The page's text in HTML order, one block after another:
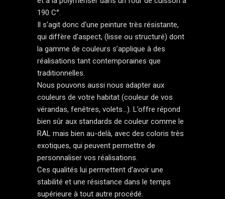
190 C°.
Il s'agit donc d'une peinture très résistante,
qui diffère d’aspect, (lisse ou structuré) dont
la gamme de couleurs s’applique à des
réalisations tant contemporaines que
traditionnelles.
Nous pouvons aussi nous adapter aux
couleurs de votre habitat (couleur de vos
vérandas, fenêtres, volets...). L’offre répond
bien sûr aux standards de couleur comme le
RAL mais bien au-delà, avec des coloris très
exotiques, qui peuvent permettre de
personnaliser vos réalisations.
Ces qualités lui permettent d’avoir une
stabilité et une résistance dans le temps
supérieure à tout autre procédé.